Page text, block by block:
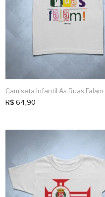
Camiseta Infantil As Ruas Falam
R$ 64,90